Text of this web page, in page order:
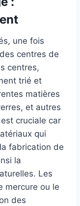
une fois
centres de
centres,
trié et
matières
et autres
cruciale car
qui
fabrication de
la
Les
mercure ou le
des